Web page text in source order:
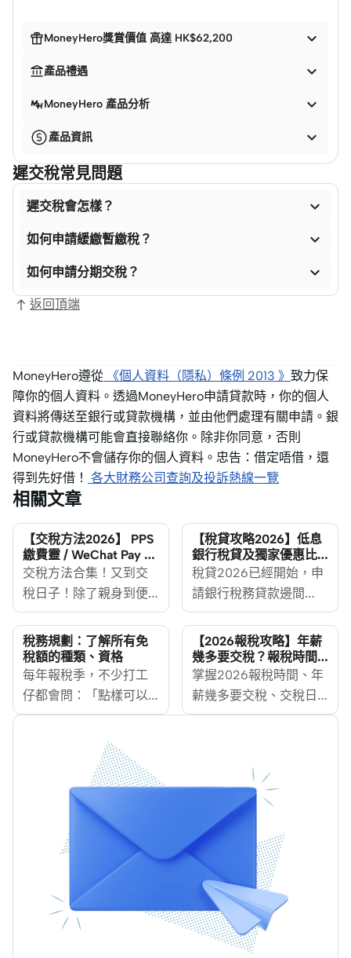
MoneyHero獎賞價值 高達 HK$62,200 
產品禮遇 
MoneyHero 產品分析 
產品資訊 
遲交稅常見問題
遲交稅會怎樣？ 
如何申請緩繳暫繳稅？ 
如何申請分期交稅？ 
返回頂端
MoneyHero遵從 《個人資料（隱私）條例 2013 》 致力保
障你的個人資料。透過MoneyHero申請貸款時，你的個人
資料將傳送至銀行或貸款機構，並由他們處理有關申請。銀
行或貸款機構可能會直接聯絡你。除非你同意，否則
MoneyHero不會儲存你的個人資料。忠告：借定唔借，還
得到先好借！ 各大財務公司查詢及投訴熱線一覽
相關文章
【交稅方法2026】 PPS
繳費靈 / WeChat Pay /
轉數快 / 信用卡等網上交
稅
交稅方法合集！又到交
稅日子！除了親身到便
利店或郵政局交稅，你
還可以透過WeChat
Pay、AlipayHK、PPS繳
費靈、轉數快、網上銀
行或信用卡等網上渠道
繳稅，方便快捷！
2025/26課稅年度的交
稅方法，助你輕鬆完成
【稅貸攻略2026】低息
銀行稅貸及獨家優惠比
較
稅貸2026已經開始，申
請銀行稅務貸款邊間
好？MoneyHero整合各
大銀行稅貸、虛擬銀行
稅貸及財務公司稅貸優
惠，從實際年利率、迎
新優惠到申請條件一一
比較，助你找到最平稅
稅務規劃：了解所有免
稅額的種類、資格
每年報稅季，不少打工
仔都會問：「點樣可以
慳多啲稅？」其實，精
算數字那麼簡單，而是
要全面了解各種免稅額
及扣稅項目，並且及早
部署。讓MoneyHero一
文拆解香港稅務規劃的
精髓，了解自己的稅務
狀況和各項免稅額資
格，輕鬆應對2025年報
稅季！
【2026報稅攻略】年薪
幾多要交稅？報稅時間
及交稅日期
掌握2026報稅時間、年
薪幾多要交稅、交稅日
期與繳款選擇，並了解
到俗稱「綠色炸彈」的
個別人士報稅表，不代
表一定需要交稅；是否
有薪俸稅應繳，須視乎
入息、可扣除項目、免
稅額及稅務寬減而定。
即使收入低於免稅額，
只要收到報稅表，仍須
依時填妥並交回。本文